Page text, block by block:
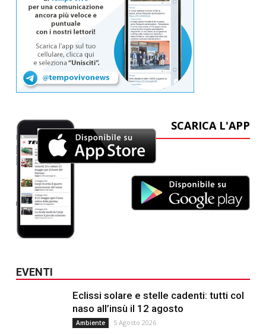
SCARICA L'APP
EVENTI
Eclissi solare e stelle cadenti: tutti col
naso all’insù il 12 agosto
Ambiente 5 Agosto 2026